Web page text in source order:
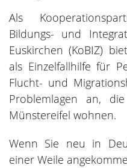
Als
Bildungs- und
Euskirchen (KoBIZ)
als Einzelfallhilfe für
Flucht- und
Problemlagen an,
Münstereifel wohnen.
Wenn Sie neu in
einer Weile